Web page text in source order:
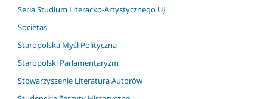
Seria Studium Literacko-Artystycznego UJ
Societas
Staropolska Myśl Polityczna
Staropolski Parlamentaryzm
Stowarzyszenie Literatura Autorów